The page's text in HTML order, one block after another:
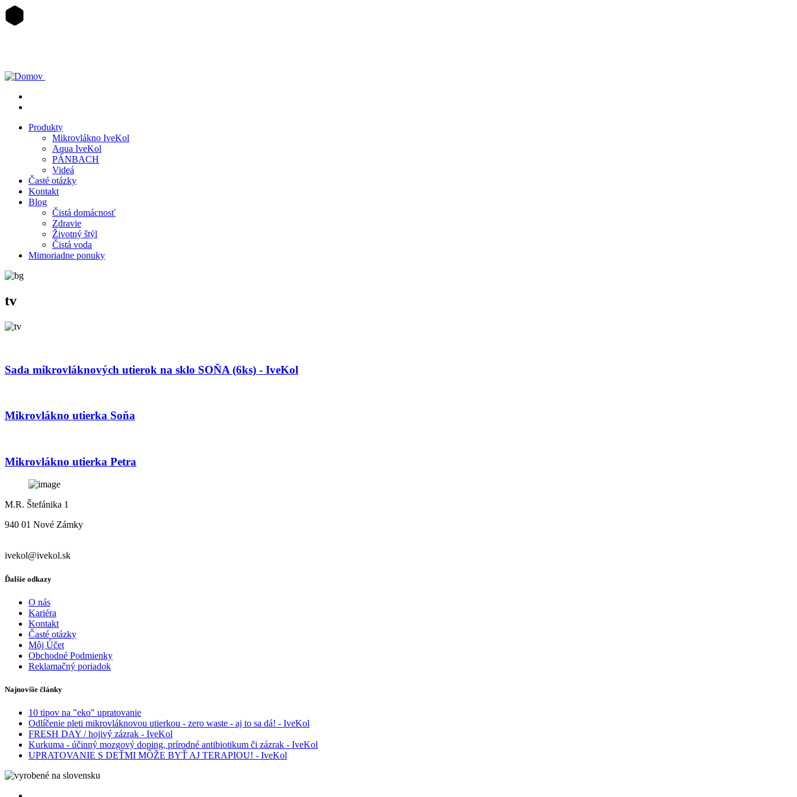
Skočiť
na
Produkty
Mikrovlákno IveKol
Aqua IveKol
PÁNBACH
Videá
Časté otázky
Kontakt
Blog
Čistá domácnosť
Zdravie
Životný štýl
Čistá voda
Mimoriadne ponuky
tv
Sada mikrovláknových utierok na sklo SOŇA (6ks) - IveKol
Mikrovlákno utierka Soňa
Mikrovlákno utierka Petra
M.R. Štefánika 1
940 01 Nové Zámky
ivekol@ivekol.sk
Ďalšie odkazy
O nás
Kariéra
Kontakt
Časté otázky
Môj Účet
Obchodné Podmienky
Reklamačný poriadok
Najnovšie články
10 tipov na "eko" upratovanie
Odlíčenie pleti mikrovláknovou utierkou - zero waste - aj to sa dá! - IveKol
FRESH DAY / hojivý zázrak - IveKol
Kurkuma - účinný mozgový doping, prírodné antibiotikum či zázrak - IveKol
UPRATOVANIE S DEŤMI MÔŽE BYŤ AJ TERAPIOU! - IveKol